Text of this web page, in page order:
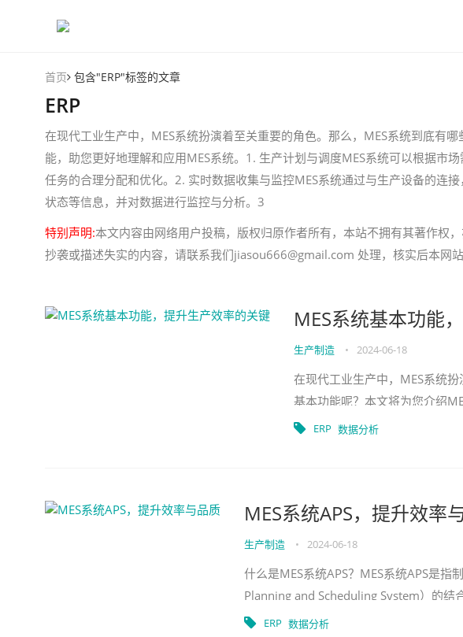
首页 包含"ERP"标签的文章
ERP
在现代工业生产中，MES系统扮演着至关重要的角色。那么，MES系统到底有
能，助您更好地理解和应用MES系统。1. 生产计划与调度MES系统可以根据市
任务的合理分配和优化。2. 实时数据收集与监控MES系统通过与生产设备的连
状态等信息，并对数据进行监控与分析。3
特别声明:本文内容由网络用户投稿，版权归原作者所有，本站不拥有其著作权
抄袭或描述失实的内容，请联系我们jiasou666@gmail.com 处理，核实后本网
MES系统基本功能
生产制造 • 2024-06-18
在现代工业生产中，MES系统
基本功能呢？本文将为您介绍
统。1. 生产计划与调度MES系统
ERP 数据分析
MES系统APS，提升效率
生产制造 • 2024-06-18
什么是MES系统APS？MES系统APS是
Planning and Scheduling System）的结
ERP 数据分析